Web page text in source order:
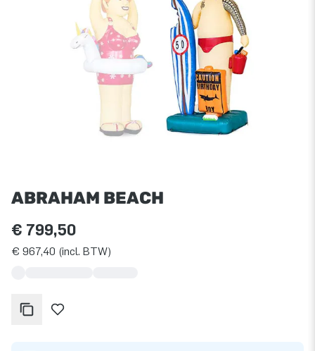
ABRAHAM BEACH
€ 799,50
€ 967,40 (incl. BTW)